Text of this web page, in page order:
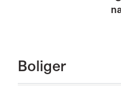
Boliger